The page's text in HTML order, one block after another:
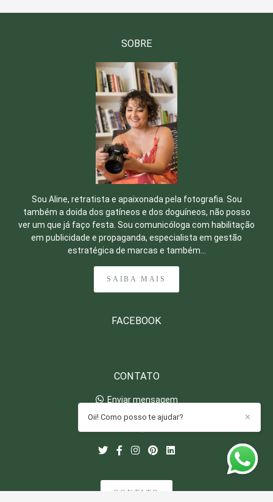
SOBRE
Sou Aline, retratista e apaixonada pela fotografia. Sou
também a doida dos gatíneos e dos doguíneos, não posso
ver um que já faço festa. Sou comunicóloga com habilitação
em publicidade e propaganda, especialista em gestão
estratégica de marcas e também...
SAIBA MAIS
FACEBOOK
CONTATO
Enviar mensagem
oi@retratosdaaline.com.br
CONTATO
✕
Oii! Como posso te ajudar?